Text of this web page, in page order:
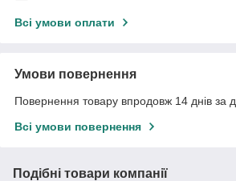
Всі умови оплати
Умови повернення
Повернення товару впродовж 14 днів за
Всі умови повернення
Подібні товари компанії